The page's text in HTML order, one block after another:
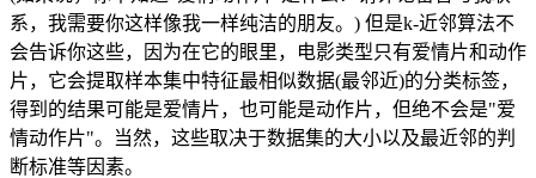
系，我需要你这样像我一样纯洁的朋友。) 但是k-近邻算法不
会告诉你这些，因为在它的眼里，电影类型只有爱情片和动作
片，它会提取样本集中特征最相似数据(最邻近)的分类标签，
得到的结果可能是爱情片，也可能是动作片，但绝不会是"爱
情动作片"。当然，这些取决于数据集的大小以及最近邻的判
断标准等因素。